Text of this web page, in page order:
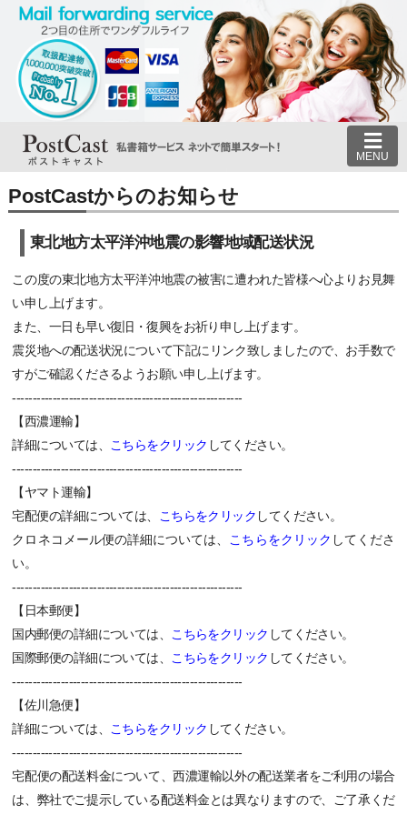
MENU
PostCastからのお知らせ
東北地方太平洋沖地震の影響地域配送状況
この度の東北地方太平洋沖地震の被害に遭われた皆様へ心よりお見舞
い申し上げます。
また、一日も早い復旧・復興をお祈り申し上げます。
震災地への配送状況について下記にリンク致しましたので、お手数で
すがご確認くださるようお願い申し上げます。
---------------------------------------------------------
【西濃運輸】
詳細については、 こちらをクリック してください。
---------------------------------------------------------
【ヤマト運輸】
宅配便の詳細については、 こちらをクリック してください。
クロネコメール便の詳細については、 こちらをクリック してくださ
い。
---------------------------------------------------------
【日本郵便】
国内郵便の詳細については、 こちらをクリック してください。
国際郵便の詳細については、 こちらをクリック してください。
---------------------------------------------------------
【佐川急便】
詳細については、 こちらをクリック してください。
---------------------------------------------------------
宅配便の配送料金について、西濃運輸以外の配送業者をご利用の場合
は、弊社でご提示している配送料金とは異なりますので、ご了承くだ